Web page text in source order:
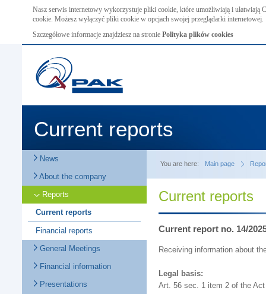
Nasz serwis internetowy wykorzystuje pliki cookie, które umożliwiają i ułatwiają
cookie. Możesz wyłączyć pliki cookie w opcjach swojej przeglądarki internetowej.
Szczegółowe informacje znajdziesz na stronie Polityka plików cookies
Current reports
News
About the company
Reports
Current reports
Financial reports
General Meetings
Financial information
Presentations
You are here: Main page
Current reports
Current report no. 14/
Receiving information about
Legal basis:
Art. 56 sec. 1 item 2 of the